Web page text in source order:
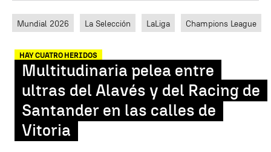
Mundial 2026 La Selección LaLiga Champions League
HAY CUATRO HERIDOS
Multitudinaria pelea entre
ultras del Alavés y del Racing de
Santander en las calles de
Vitoria